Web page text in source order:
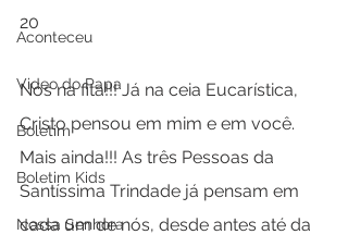
Aconteceu
Video do Papa
Boletim
Boletim Kids
Nossa Senhora
20
Nós na fita!!! Já na ceia Eucarística,
Cristo pensou em mim e em você.
Mais ainda!!! As três Pessoas da
Santíssima Trindade já pensam em
cada um de nós, desde antes até da